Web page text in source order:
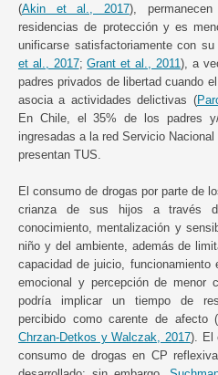
(Akin et al., 2017),
residencias de protección y es
unificarse satisfactoriamente con
et al., 2017;Grant et al., 2011), a
padres privados de libertad cuando
asocia a actividades delictivas (
En Chile, el 35% de los padres
ingresadas a la red Servicio
presentan TUS.
El consumo de drogas por parte de
crianza de sus hijos a través
conocimiento, mentalización y
niño y del ambiente, además de
capacidad de juicio, funcionamiento
emocional y percepción de menor
podría implicar un tiempo de
percibido como carente de afecto (
Chrzan-Detkos y Walczak, 2017). El
consumo de drogas en CP